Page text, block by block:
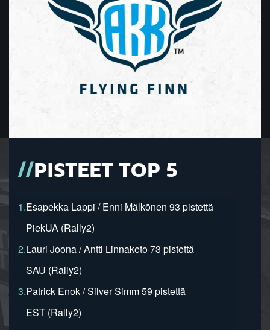
PISTEET TOP 5
1.Esapekka Lappi / Enni Mälkönen 93 pistettä
PiekUA (Rally2)
2.Lauri Joona / Antti Linnaketo 73 pistettä
SAU (Rally2)
3.Patrick Enok / Silver Simm 59 pistettä
EST (Rally2)